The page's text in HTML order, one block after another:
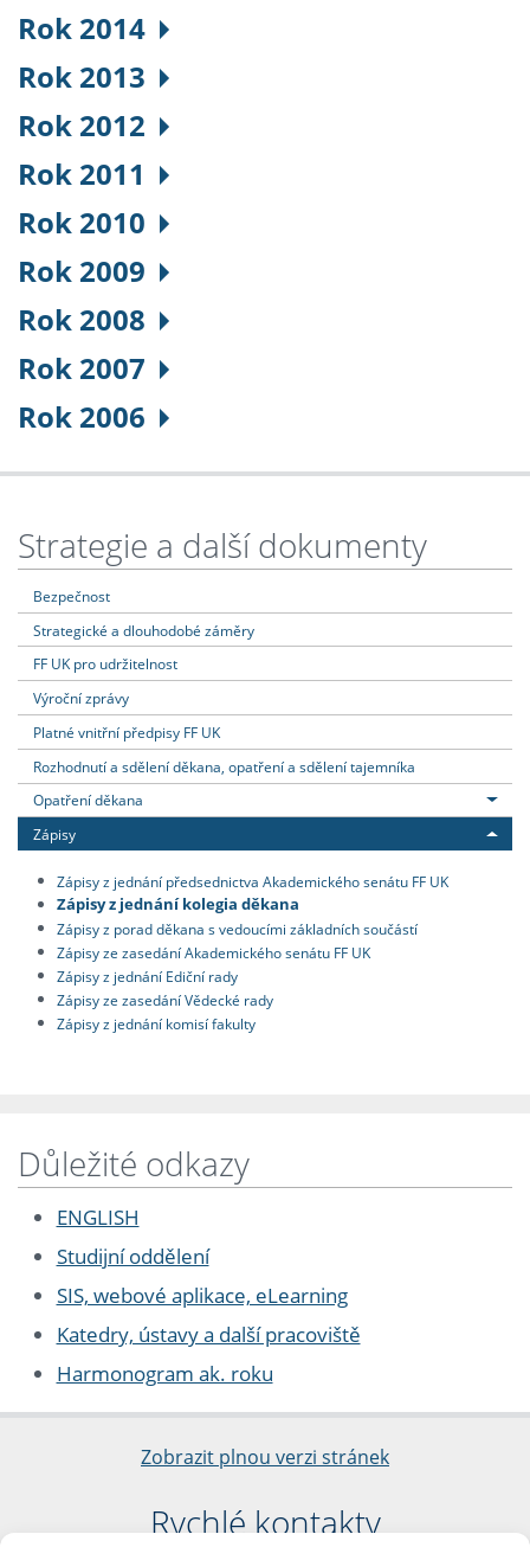
Rok 2014
Rok 2013
Rok 2012
Rok 2011
Rok 2010
Rok 2009
Rok 2008
Rok 2007
Rok 2006
Strategie a další dokumenty
Bezpečnost
Strategické a dlouhodobé záměry
FF UK pro udržitelnost
Výroční zprávy
Platné vnitřní předpisy FF UK
Rozhodnutí a sdělení děkana, opatření a sdělení tajemníka
Opatření děkana
Zápisy
Zápisy z jednání předsednictva Akademického senátu FF UK
Zápisy z jednání kolegia děkana
Zápisy z porad děkana s vedoucími základních součástí
Zápisy ze zasedání Akademického senátu FF UK
Zápisy z jednání Ediční rady
Zápisy ze zasedání Vědecké rady
Zápisy z jednání komisí fakulty
Důležité odkazy
ENGLISH
Studijní oddělení
SIS, webové aplikace, eLearning
Katedry, ústavy a další pracoviště
Harmonogram ak. roku
Zobrazit plnou verzi stránek
Rychlé kontakty